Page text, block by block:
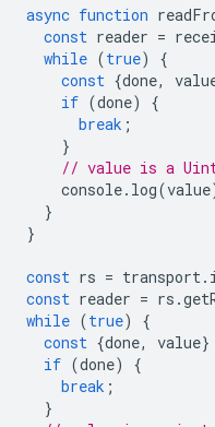
async function
const reader =
while (true)
{
const {done,
if (done)
{
break ;
}
// value is a
console. log(value
}
}
const rs = transport.
const reader = rs .
while (true)
{
const {done, value}
if (done)
{
break ;
}